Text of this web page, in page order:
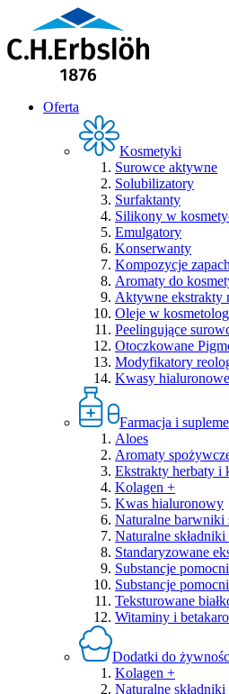
Oferta
Kosmetyki
Surowce aktywne
Solubilizatory
Surfaktanty
Silikony w
Emulgatory
Konserwanty
Kompozycje
Aromaty do
Aktywne ekstrakty
Oleje w
Peelingujące
Otoczkowane
Modyfikatory
Kwasy hialuronowe
Farmacja i
Aloes
Aromaty
Ekstrakty herbaty i
Kolagen +
Kwas hialuronowy
Naturalne barwniki
Naturalne
Standaryzowane
Substancje
Substancje
Teksturowane
Witaminy i
Dodatki do
Kolagen +
Naturalne